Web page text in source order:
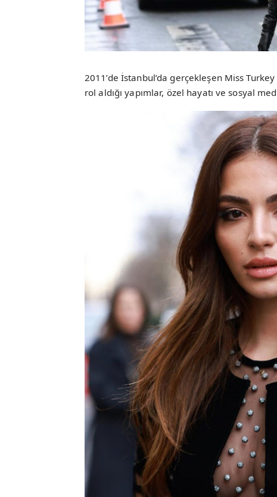
2011’de İstanbul’da gerçekleşen Miss
rol aldığı yapımlar, özel hayatı ve sosyal